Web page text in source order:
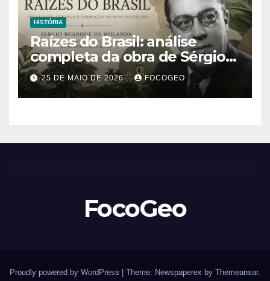
HISTÓRIA
Raízes do Brasil: análise
completa da obra de Sérgio
Buarque de Holanda e sua
importância para entender a
formação do Brasil
25 DE MAIO DE 2026 FOCOGEO
FocoGeo
Proudly powered by WordPress Theme: Newspaperex by Themeansar.